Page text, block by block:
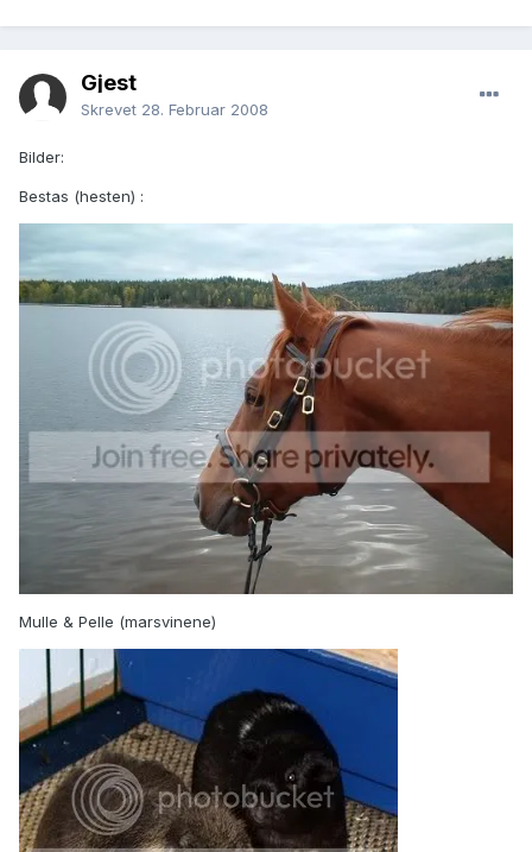
Gjest
Skrevet 28. Februar 2008
Bilder:
Bestas (hesten) :
Mulle & Pelle (marsvinene)